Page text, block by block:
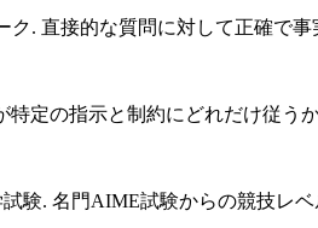
ク. 直接的な質問に対して正確で事
特定の指示と制約にどれだけ従うか
験. 名門AIME試験からの競技レベ